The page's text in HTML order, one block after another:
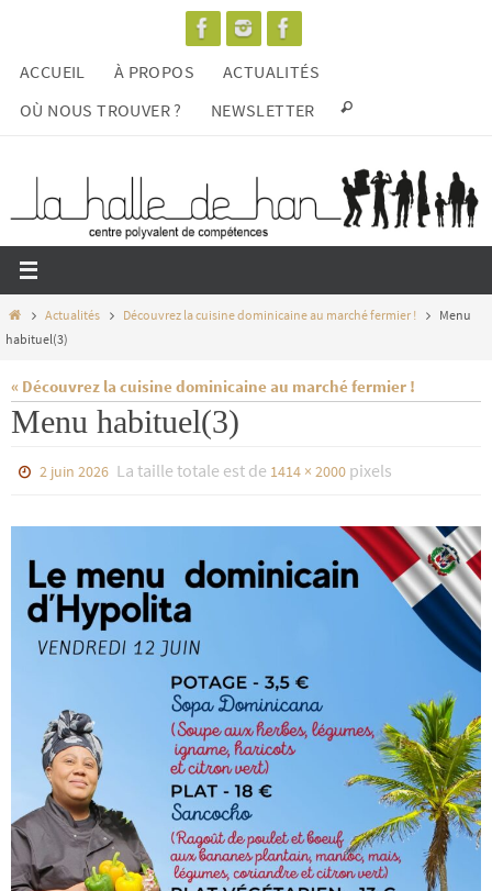
contenu
ACCUEIL À PROPOS
ACTUALITÉS
OÙ NOUS TROUVER ?
NEWSLETTER
HomeActualités Découvrez la cuisine dominicaine au marché fermier !
Menu
habituel(3)
« Découvrez la cuisine dominicaine au marché fermier !
Menu habituel(3)
2 juin 2026 La taille totale est de 1414 × 2000 pixels